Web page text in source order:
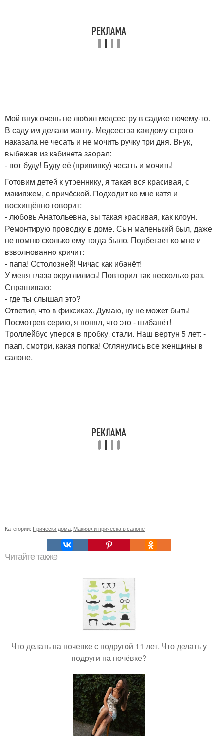
Мой внук очень не любил медсестру в садике почему-то.
В саду им делали манту. Медсестра каждому строго
наказала не чесать и не мочить ручку три дня. Внук,
выбежав из кабинета заорал:
- вот буду! Буду её (прививку) чесать и мочить!
Готовим детей к утреннику, я такая вся красивая, с
макияжем, с причёской. Подходит ко мне катя и
восхищённо говорит:
- любовь Анатольевна, вы такая красивая, как клоун.
Ремонтирую проводку в доме. Сын маленький был, даже
не помню сколько ему тогда было. Подбегает ко мне и
взволнованно кричит:
- папа! Остолозней! Чичас как ибанёт!
У меня глаза округлились! Повторил так несколько раз.
Спрашиваю:
- где ты слышал это?
Ответил, что в фиксиках. Думаю, ну не может быть!
Посмотрев серию, я понял, что это - шибанёт!
Троллейбус уперся в пробку, стали. Наш вертун 5 лет: -
паап, смотри, какая попка! Оглянулись все женщины в
салоне.
Категории: Прически дома Макияж и прическа в салоне
Читайте также
Что делать на ночевке с подругой 11 лет. Что делать у
подруги на ночёвке?